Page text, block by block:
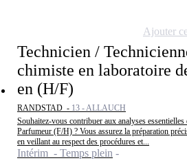
Technicien /
chimiste en laboratoire
en (H/F)
RANDSTAD - 13 - ALLAUCH
Souhaitez-vous contribuer aux analyses
Parfumeur (F/H) ? Vous assurez la préparation
en veillant au respect des procédures et...
Intérim - Temps plein
Ajouter